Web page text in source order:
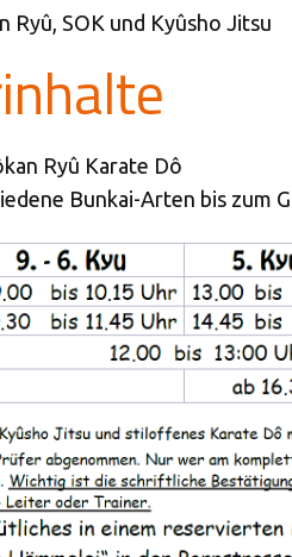
Ryû, SOK und Kyûsho Jitsu
Ryû Karate Dô
Bunkai-Arten bis zum